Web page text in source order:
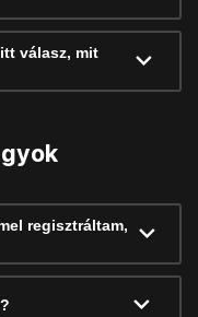
válasz, mit
regisztráltam,